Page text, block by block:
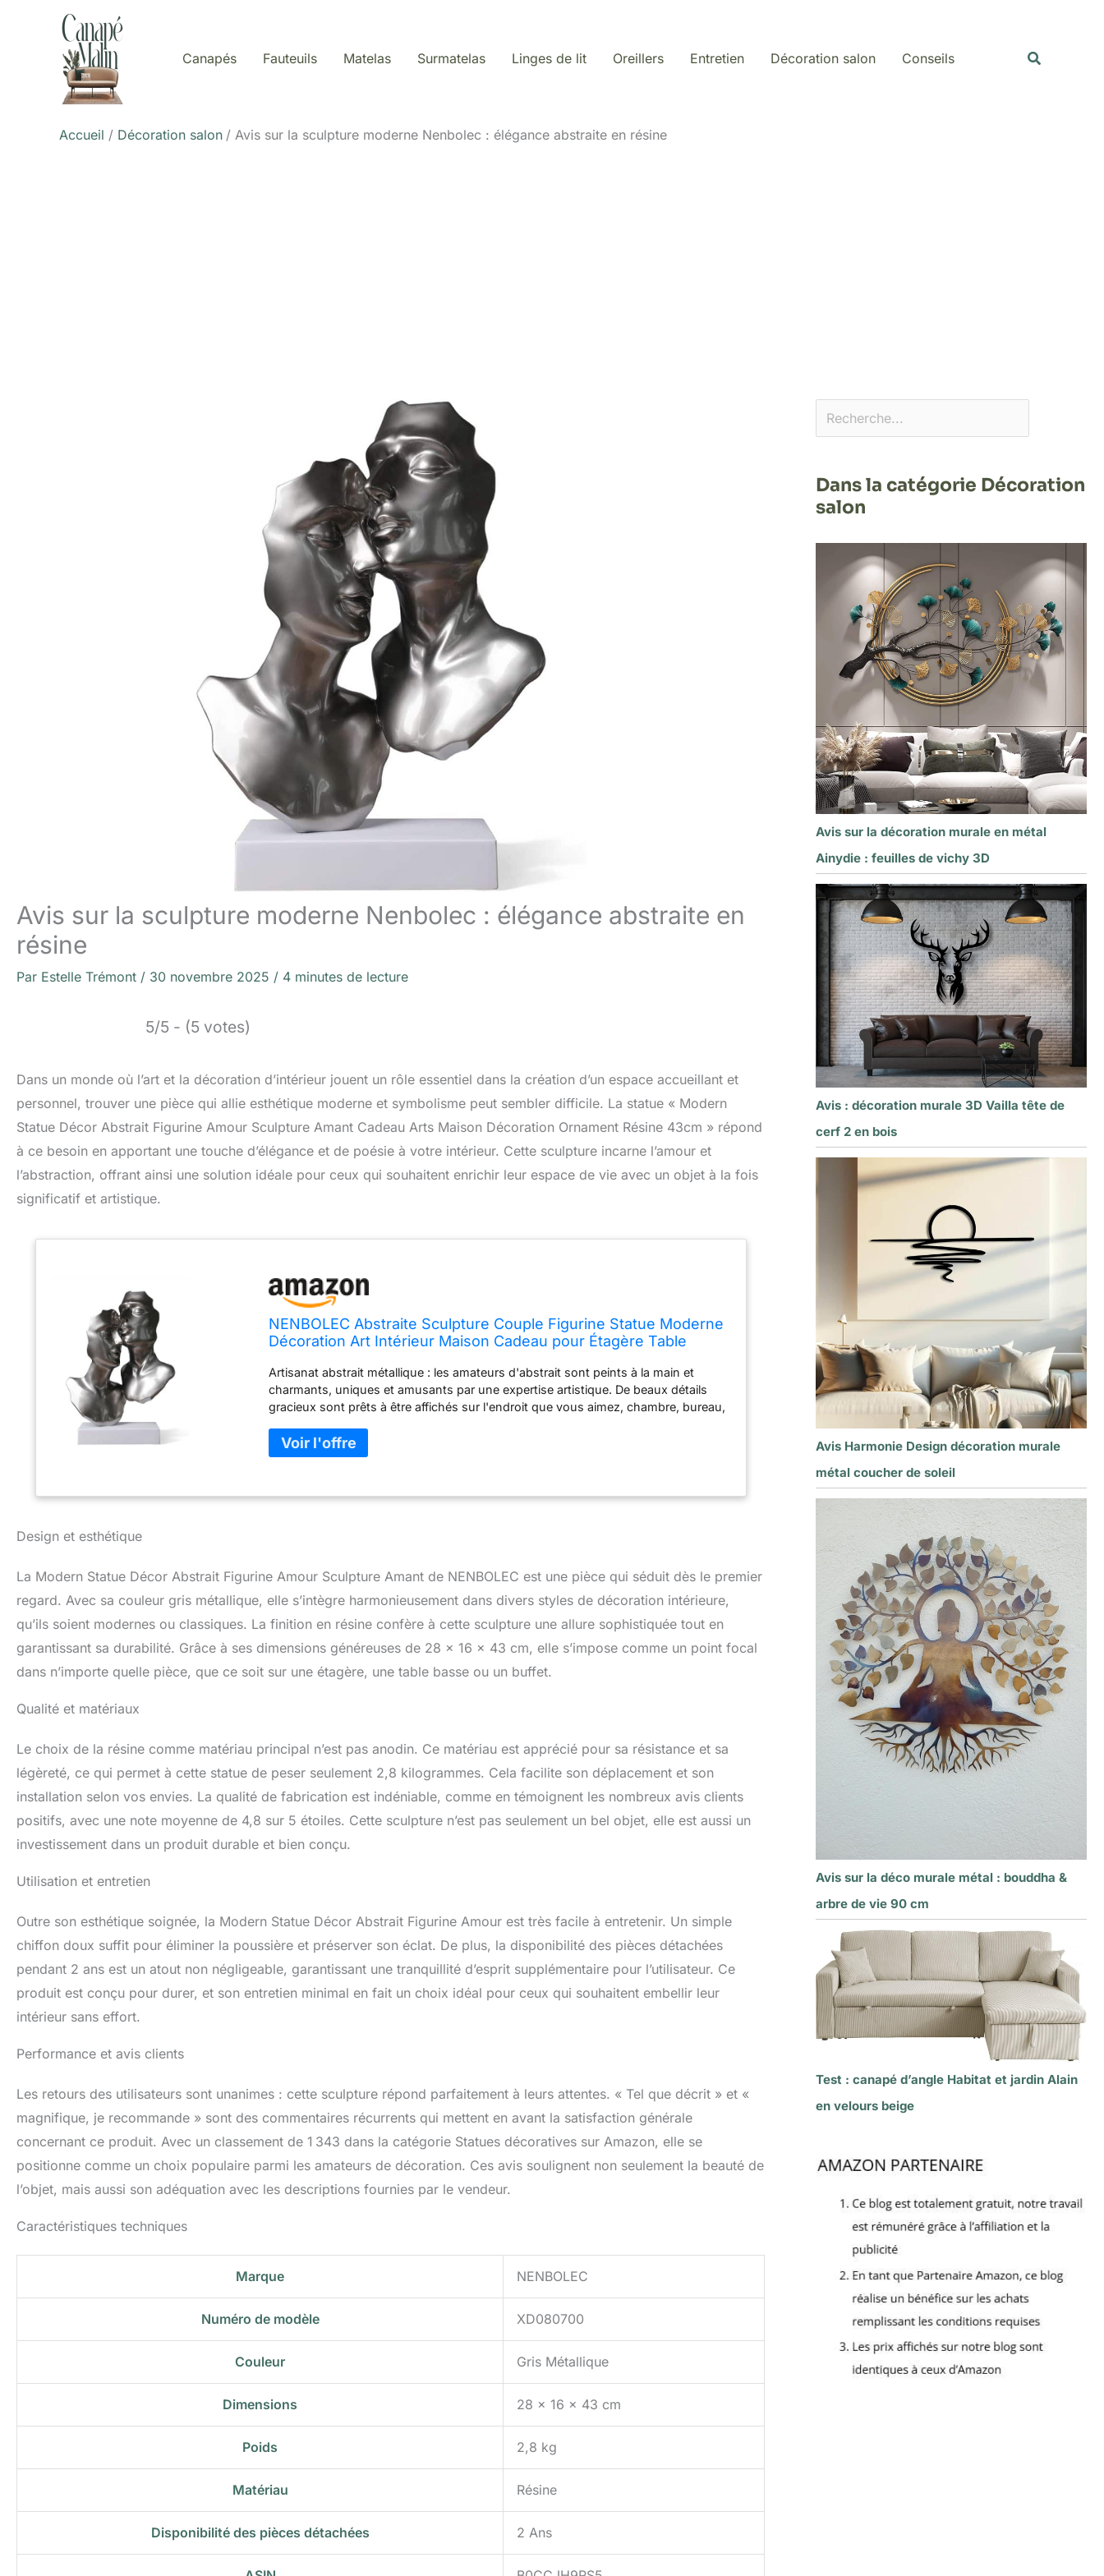
Canapés Fauteuils Matelas Surmatelas Linges de lit Oreillers Entretien Décoration salon Conseils
Accueil Décoration salon Avis sur la sculpture moderne Nenbolec : élégance abstraite en résine
Avis sur la sculpture moderne Nenbolec : élégance abstraite en
résine
Par Estelle Trémont / 30 novembre 2025 / 4 minutes de lecture
5/5 - (5 votes)
Dans un monde où l’art et la décoration d’intérieur jouent un rôle essentiel dans la création d’un espace accueillant et
personnel, trouver une pièce qui allie esthétique moderne et symbolisme peut sembler difficile. La statue « Modern
Statue Décor Abstrait Figurine Amour Sculpture Amant Cadeau Arts Maison Décoration Ornament Résine 43cm » répond
à ce besoin en apportant une touche d’élégance et de poésie à votre intérieur. Cette sculpture incarne l’amour et
l’abstraction, offrant ainsi une solution idéale pour ceux qui souhaitent enrichir leur espace de vie avec un objet à la fois
significatif et artistique.
NENBOLEC Abstraite Sculpture Couple Figurine Statue Moderne
Décoration Art Intérieur Maison Cadeau pour Étagère Table
Artisanat abstrait métallique : les amateurs d'abstrait sont peints à la main et
charmants, uniques et amusants par une expertise artistique. De beaux détails
gracieux sont prêts à être affichés sur l'endroit que vous aimez, chambre, bureau,
42,9 cm – Poids : 2,8 kg Excellent matériau : fabriqué en polyrésine durable pour
garantir sa durabilité. Pour nettoyer, dépoussiérez avec une brosse douce ou un
soit pour un anniversaire, Thanksgiving, Noël et plus encore. C'est un excellent
Design et esthétique
La Modern Statue Décor Abstrait Figurine Amour Sculpture Amant de NENBOLEC est une pièce qui séduit dès le premier
regard. Avec sa couleur gris métallique, elle s’intègre harmonieusement dans divers styles de décoration intérieure,
qu’ils soient modernes ou classiques. La finition en résine confère à cette sculpture une allure sophistiquée tout en
garantissant sa durabilité. Grâce à ses dimensions généreuses de 28 x 16 x 43 cm, elle s’impose comme un point focal
dans n’importe quelle pièce, que ce soit sur une étagère, une table basse ou un buffet.
Qualité et matériaux
Le choix de la résine comme matériau principal n’est pas anodin. Ce matériau est apprécié pour sa résistance et sa
légèreté, ce qui permet à cette statue de peser seulement 2,8 kilogrammes. Cela facilite son déplacement et son
installation selon vos envies. La qualité de fabrication est indéniable, comme en témoignent les nombreux avis clients
positifs, avec une note moyenne de 4,8 sur 5 étoiles. Cette sculpture n’est pas seulement un bel objet, elle est aussi un
investissement dans un produit durable et bien conçu.
Utilisation et entretien
Outre son esthétique soignée, la Modern Statue Décor Abstrait Figurine Amour est très facile à entretenir. Un simple
chiffon doux suffit pour éliminer la poussière et préserver son éclat. De plus, la disponibilité des pièces détachées
pendant 2 ans est un atout non négligeable, garantissant une tranquillité d’esprit supplémentaire pour l’utilisateur. Ce
produit est conçu pour durer, et son entretien minimal en fait un choix idéal pour ceux qui souhaitent embellir leur
intérieur sans effort.
Performance et avis clients
Les retours des utilisateurs sont unanimes : cette sculpture répond parfaitement à leurs attentes. « Tel que décrit » et «
magnifique, je recommande » sont des commentaires récurrents qui mettent en avant la satisfaction générale
concernant ce produit. Avec un classement de 1 343 dans la catégorie Statues décoratives sur Amazon, elle se
positionne comme un choix populaire parmi les amateurs de décoration. Ces avis soulignent non seulement la beauté de
l’objet, mais aussi son adéquation avec les descriptions fournies par le vendeur.
Caractéristiques techniques
Marque NENBOLEC
Numéro de modèle XD080700
Couleur Gris Métallique
Dimensions 28 x 16 x 43 cm
Poids 2,8 kg
Matériau Résine
Disponibilité des pièces détachées 2 Ans
Dans la catégorie Décoration
salon
Avis sur la décoration murale en métal
Ainydie : feuilles de vichy 3D
Avis : décoration murale 3D Vailla tête de
cerf 2 en bois
Avis Harmonie Design décoration murale
métal coucher de soleil
Avis sur la déco murale métal : bouddha &
arbre de vie 90 cm
Test : canapé d’angle Habitat et jardin Alain
en velours beige